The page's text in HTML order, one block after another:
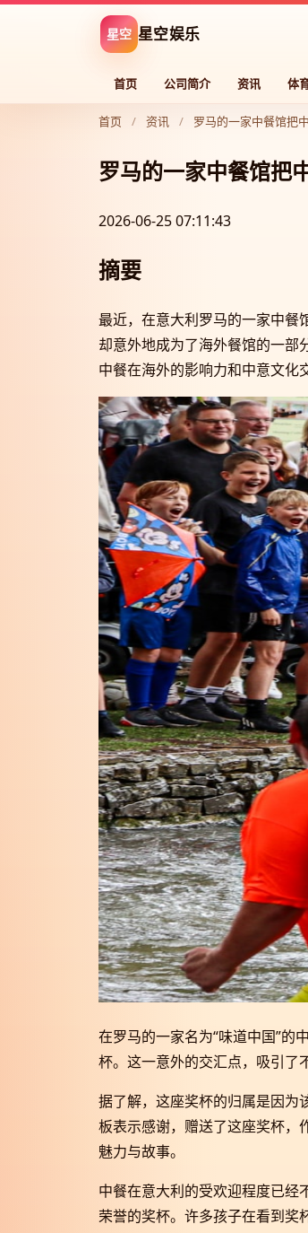
星空 星空娱乐
首页 公司简介 资讯 体
首页 / 资讯 / 罗马的一家中餐馆把
罗马的一家中餐馆把
2026-06-25 07:11:43
摘要
最近，在意大利罗马的一家中餐
却意外地成为了海外餐馆的一部
中餐在海外的影响力和中意文化
在罗马的一家名为“味道中国”的
杯。这一意外的交汇点，吸引了
据了解，这座奖杯的归属是因为
板表示感谢，赠送了这座奖杯，
魅力与故事。
中餐在意大利的受欢迎程度已经
荣誉的奖杯。许多孩子在看到奖